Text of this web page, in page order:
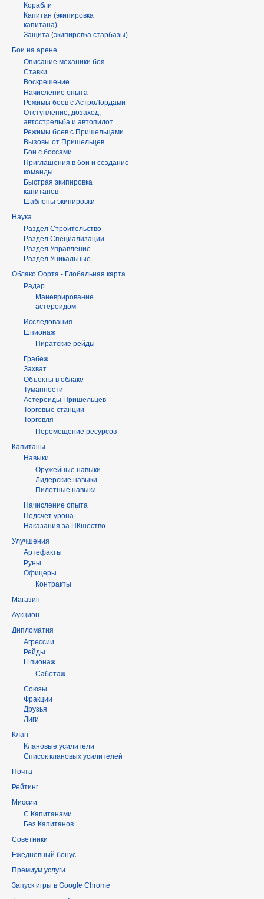
Корабли
Капитан (экипировка
капитана)
Защита (экипировка старбазы)
Бои на арене
Описание механики боя
Ставки
Воскрешение
Начисление опыта
Режимы боев с АстроЛордами
Отступление, дозаход,
автострельба и автопилот
Режимы боев с Пришельцами
Вызовы от Пришельцев
Бои с боссами
Приглашения в бои и создание
команды
Быстрая экипировка
капитанов
Шаблоны экипировки
Наука
Раздел Строительство
Раздел Специализации
Раздел Управление
Раздел Уникальные
Облако Оорта - Глобальная карта
Радар
Маневрирование
астероидом
Исследования
Шпионаж
Пиратские рейды
Грабеж
Захват
Объекты в облаке
Туманности
Астероиды Пришельцев
Торговые станции
Торговля
Перемещение ресурсов
Капитаны
Навыки
Оружейные навыки
Лидерские навыки
Пилотные навыки
Начисление опыта
Подсчёт урона
Наказания за ПКшество
Улучшения
Артефакты
Руны
Офицеры
Контракты
Магазин
Аукцион
Дипломатия
Агрессии
Рейды
Шпионаж
Саботаж
Союзы
Фракции
Друзья
Лиги
Клан
Клановые усилители
Список клановых усилителей
Почта
Рейтинг
Миссии
С Капитанами
Без Капитанов
Советники
Ежедневный бонус
Премиум услуги
Запуск игры в Google Chrome